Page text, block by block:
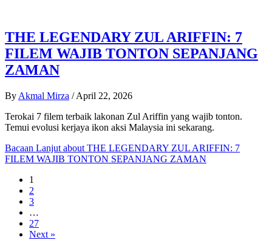
THE LEGENDARY ZUL ARIFFIN: 7
FILEM WAJIB TONTON SEPANJANG
ZAMAN
By Akmal Mirza / April 22, 2026
Terokai 7 filem terbaik lakonan Zul Ariffin yang wajib tonton.
Temui evolusi kerjaya ikon aksi Malaysia ini sekarang.
Bacaan Lanjut about THE LEGENDARY ZUL ARIFFIN: 7
FILEM WAJIB TONTON SEPANJANG ZAMAN
1
2
3
…
27
Next »